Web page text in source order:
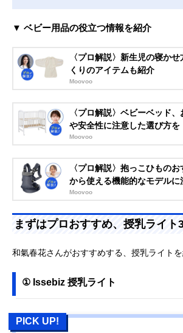
▼ ベビー用品の役立つ情報を紹介
〈プロ解説〉新生児の寝か
くりのアイテムも紹介
Moovoo
〈プロ解説〉ベビーベッド
や安全性に注意した選び方を
Moovoo
〈プロ解説〉抱っこひもの
から使える機能的なモデルに
Moovoo
まずはプロおすすめ、授乳ライト
和氣春花さんがおすすめする、授乳ライトを
① Issebiz 授乳ライト
PICK UP!